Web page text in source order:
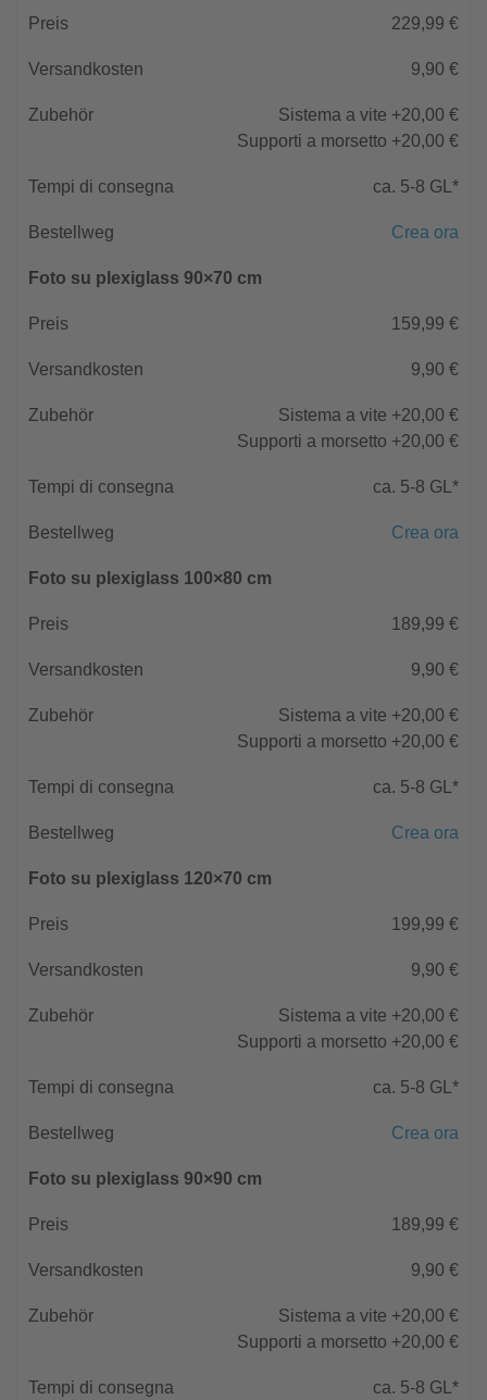
229,99 €
9,90 €
Sistema a vite +20,00 €
Supporti a morsetto +20,00 €
ca. 5-8 GL*
Crea ora
Foto su plexiglass 90×70 cm
159,99 €
9,90 €
Sistema a vite +20,00 €
Supporti a morsetto +20,00 €
ca. 5-8 GL*
Crea ora
Foto su plexiglass 100×80 cm
189,99 €
9,90 €
Sistema a vite +20,00 €
Supporti a morsetto +20,00 €
ca. 5-8 GL*
Crea ora
Foto su plexiglass 120×70 cm
199,99 €
9,90 €
Sistema a vite +20,00 €
Supporti a morsetto +20,00 €
ca. 5-8 GL*
Crea ora
Foto su plexiglass 90×90 cm
189,99 €
9,90 €
Sistema a vite +20,00 €
Supporti a morsetto +20,00 €
ca. 5-8 GL*